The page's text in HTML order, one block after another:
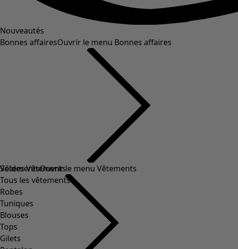
Nouveautés
Bonnes affairesOuvrir le menu Bonnes affaires
Soldes Vêtements
Tous les vêtements
Robes
Tuniques
Blouses
Tops
Gilets
VêtementsOuvrir le menu Vêtements